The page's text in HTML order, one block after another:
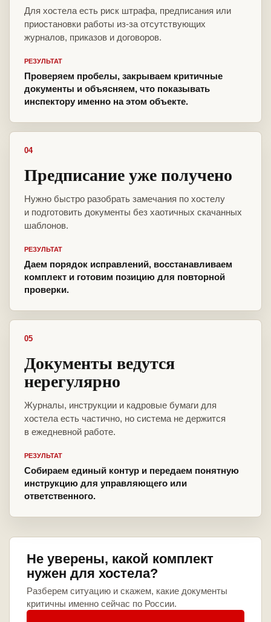
Для хостела есть риск штрафа, предписания или
приостановки работы из-за отсутствующих
журналов, приказов и договоров.
РЕЗУЛЬТАТ
Проверяем пробелы, закрываем критичные
документы и объясняем, что показывать
инспектору именно на этом объекте.
04
Предписание уже получено
Нужно быстро разобрать замечания по хостелу
и подготовить документы без хаотичных скачанных
шаблонов.
РЕЗУЛЬТАТ
Даем порядок исправлений, восстанавливаем
комплект и готовим позицию для повторной
проверки.
05
Документы ведутся
нерегулярно
Журналы, инструкции и кадровые бумаги для
хостела есть частично, но система не держится
в ежедневной работе.
РЕЗУЛЬТАТ
Собираем единый контур и передаем понятную
инструкцию для управляющего или
ответственного.
Не уверены, какой комплект
нужен для хостела?
Разберем ситуацию и скажем, какие документы
критичны именно сейчас по России.